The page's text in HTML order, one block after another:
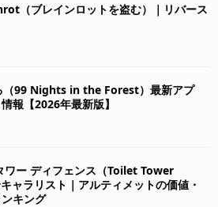
（ブレインロットを盗む）｜リバース
（99 Nights in the Forest）最新アプ
報【2026年最新版】
ワー ディフェンス（Toilet Tower
ャラリスト｜アルティメットの価値・
キング